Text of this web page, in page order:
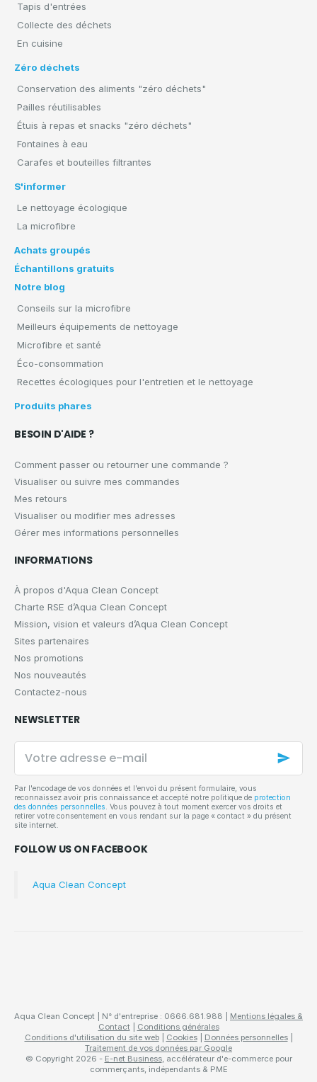
Tapis d'entrées
Collecte des déchets
En cuisine
Zéro déchets
Conservation des aliments "zéro déchets"
Pailles réutilisables
Étuis à repas et snacks "zéro déchets"
Fontaines à eau
Carafes et bouteilles filtrantes
S'informer
Le nettoyage écologique
La microfibre
Achats groupés
Échantillons gratuits
Notre blog
Conseils sur la microfibre
Meilleurs équipements de nettoyage
Microfibre et santé
Éco-consommation
Recettes écologiques pour l'entretien et le nettoyage
Produits phares
BESOIN D'AIDE ?
Comment passer ou retourner une commande ?
Visualiser ou suivre mes commandes
Mes retours
Visualiser ou modifier mes adresses
Gérer mes informations personnelles
INFORMATIONS
À propos d'Aqua Clean Concept
Charte RSE d’Aqua Clean Concept
Mission, vision et valeurs d’Aqua Clean Concept
Sites partenaires
Nos promotions
Nos nouveautés
Contactez-nous
NEWSLETTER
Votre
adresse
e-
mail
Par l'encodage de vos données et l'envoi du présent formulaire, vous
reconnaissez avoir pris connaissance et accepté notre politique de protection
des données personnelles. Vous pouvez à tout moment exercer vos droits et
retirer votre consentement en vous rendant sur la page « contact » du présent
site internet.
FOLLOW US ON FACEBOOK
Aqua Clean Concept
Aqua Clean Concept | N° d'entreprise : 0666.681.988 | Mentions légales &
Contact
Conditions générales
Conditions d'utilisation du site web| Cookies| Données personnelles|
Traitement de vos données par Google
© Copyright 2026 - E-net Business, accélérateur d'e-commerce pour
commerçants, indépendants & PME